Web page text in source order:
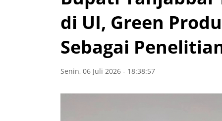
di UI, Green
Sebagai
Senin, 06 Juli 2026 - 18:38:57